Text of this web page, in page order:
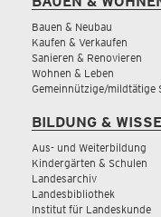
Bauen & Neubau
Kaufen & Verkaufen
Sanieren & Renovieren
Wohnen & Leben
Gemeinnützige/mildtätige
BILDUNG &
Aus- und Weiterbildung
Kindergärten & Schulen
Landesarchiv
Landesbibliothek
Institut für Landeskunde